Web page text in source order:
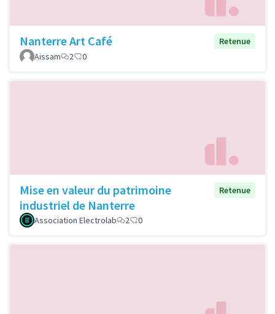
Nanterre Art Café
Retenue
Aissam
2 0
Mise en valeur du patrimoine
industriel de Nanterre
Retenue
Association Electrolab 2 0